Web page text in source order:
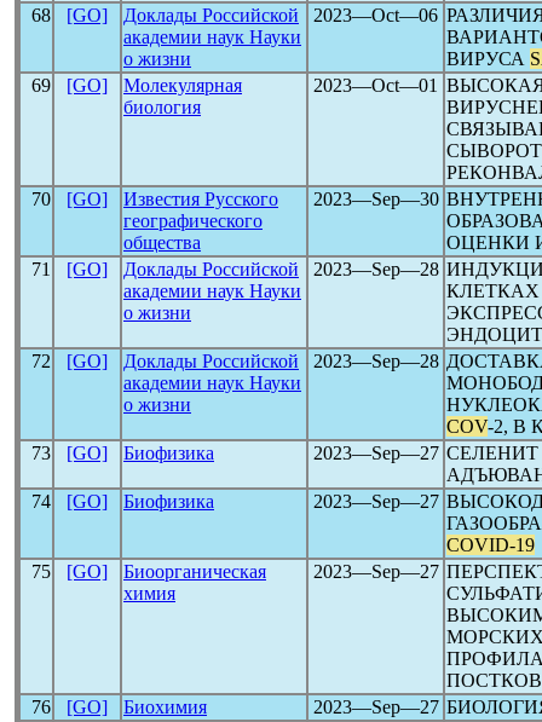
68 [GO]
Доклады Российской
академии наук Науки
о жизни
2023―Oct―06
ВИРУСА
69
[GO]
Молекулярная
биология
2023―Oct―01
70
[GO]
Известия Русского
географического
общества
2023―Sep―30
ОЦЕНКИ
71
[GO]
Доклады Российской
академии наук Науки
о жизни
2023―Sep―28
КЛЕТКАХ
72
[GO]
Доклады Российской
академии наук Науки
о жизни
2023―Sep―28
COV-2, В
73
[GO] Биофизика 2023―Sep―27
74
[GO] Биофизика 2023―Sep―27
COVID-19
75
[GO]
Биоорганическая
химия
2023―Sep―27
76
[GO] Биохимия 2023―Sep―27